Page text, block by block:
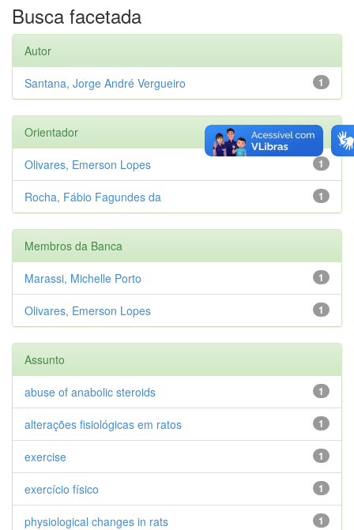
Busca facetada
Autor
1
Santana, Jorge André Vergueiro
Orientador
1
Olivares, Emerson Lopes
1
Rocha, Fábio Fagundes da
Membros da Banca
1
Marassi, Michelle Porto
1
Olivares, Emerson Lopes
Assunto
1
abuse of anabolic steroids
1
alterações fisiológicas em ratos
1
exercise
1
exercício físico
1
physiological changes in rats